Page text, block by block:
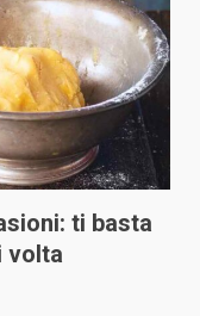
ti basta
volta